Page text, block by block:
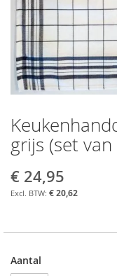
Ga
naar
het
van
de
grijs (set
€ 24,95
€ 20,62
Aantal